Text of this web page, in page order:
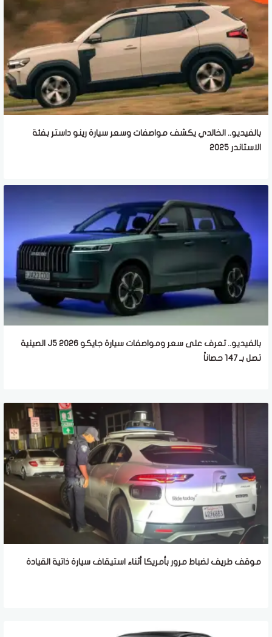
بالفيديو.. الخالدي يكشف مواصفات وسعر سيارة رينو داستر بفئة
الاستاندر 2025
بالفيديو.. تعرف على سعر ومواصفات سيارة جايكو J5 2026 الصينية
تصل بـ 147 حصاناً
موقف طريف لضباط مرور بأمريكا أثناء استيقاف سيارة ذاتية القيادة